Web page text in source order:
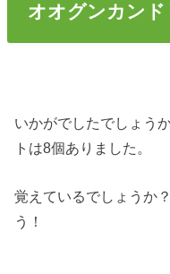
オオグンカンド
いかがでしたでしょう
トは8個ありました。
覚えているでしょうか
う！